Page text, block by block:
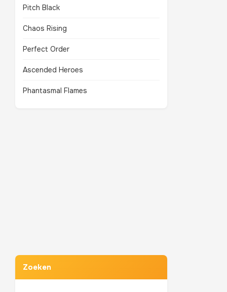
Pitch Black
Chaos Rising
Perfect Order
Ascended Heroes
Phantasmal Flames
Zoeken